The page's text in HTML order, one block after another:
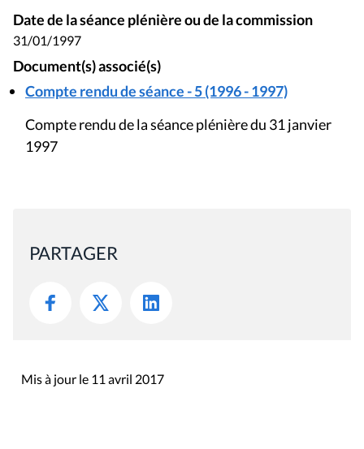
Date de la séance plénière ou de la commission
31/01/1997
Document(s) associé(s)
Compte rendu de séance - 5 (1996 - 1997)
Compte rendu de la séance plénière du 31 janvier
1997
PARTAGER
Mis à jour le 11 avril 2017